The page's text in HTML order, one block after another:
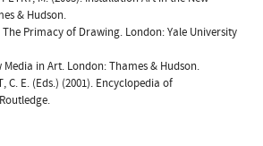
& Hudson.
The Primacy of Drawing. London: Yale University
Media in Art. London: Thames & Hudson.
C. E. (Eds.) (2001). Encyclopedia of